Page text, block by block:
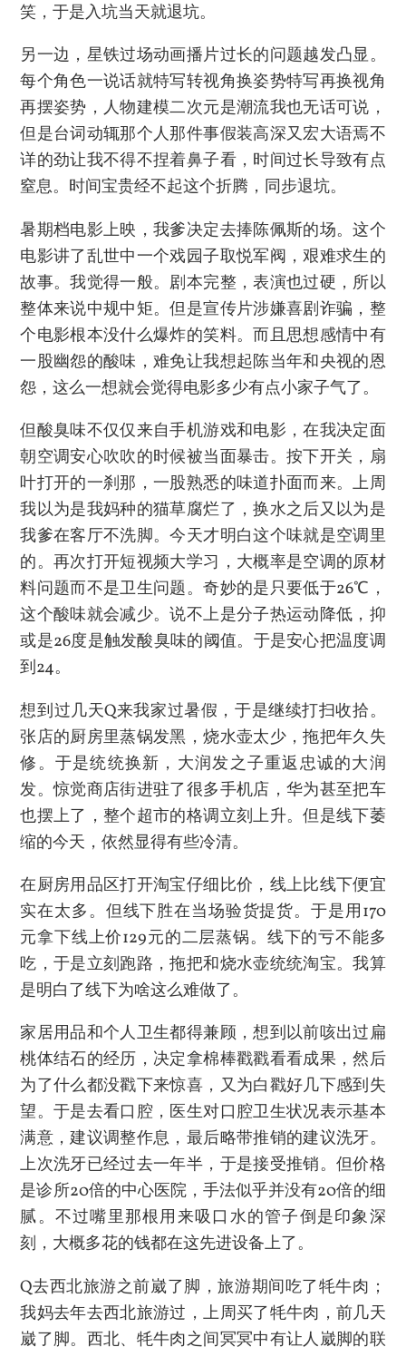
笑，于是入坑当天就退坑。
另一边，星铁过场动画播片过长的问题越发凸显。
每个角色一说话就特写转视角换姿势特写再换视角
再摆姿势，人物建模二次元是潮流我也无话可说，
但是台词动辄那个人那件事假装高深又宏大语焉不
详的劲让我不得不捏着鼻子看，时间过长导致有点
窒息。时间宝贵经不起这个折腾，同步退坑。
暑期档电影上映，我爹决定去捧陈佩斯的场。这个
电影讲了乱世中一个戏园子取悦军阀，艰难求生的
故事。我觉得一般。剧本完整，表演也过硬，所以
整体来说中规中矩。但是宣传片涉嫌喜剧诈骗，整
个电影根本没什么爆炸的笑料。而且思想感情中有
一股幽怨的酸味，难免让我想起陈当年和央视的恩
怨，这么一想就会觉得电影多少有点小家子气了。
但酸臭味不仅仅来自手机游戏和电影，在我决定面
朝空调安心吹吹的时候被当面暴击。按下开关，扇
叶打开的一刹那，一股熟悉的味道扑面而来。上周
我以为是我妈种的猫草腐烂了，换水之后又以为是
我爹在客厅不洗脚。今天才明白这个味就是空调里
的。再次打开短视频大学习，大概率是空调的原材
料问题而不是卫生问题。奇妙的是只要低于26℃，
这个酸味就会减少。说不上是分子热运动降低，抑
或是26度是触发酸臭味的阈值。于是安心把温度调
到24。
想到过几天Q来我家过暑假，于是继续打扫收拾。
张店的厨房里蒸锅发黑，烧水壶太少，拖把年久失
修。于是统统换新，大润发之子重返忠诚的大润
发。惊觉商店街进驻了很多手机店，华为甚至把车
也摆上了，整个超市的格调立刻上升。但是线下萎
缩的今天，依然显得有些冷清。
在厨房用品区打开淘宝仔细比价，线上比线下便宜
实在太多。但线下胜在当场验货提货。于是用170
元拿下线上价129元的二层蒸锅。线下的亏不能多
吃，于是立刻跑路，拖把和烧水壶统统淘宝。我算
是明白了线下为啥这么难做了。
家居用品和个人卫生都得兼顾，想到以前咳出过扁
桃体结石的经历，决定拿棉棒戳戳看看成果，然后
为了什么都没戳下来惊喜，又为白戳好几下感到失
望。于是去看口腔，医生对口腔卫生状况表示基本
满意，建议调整作息，最后略带推销的建议洗牙。
上次洗牙已经过去一年半，于是接受推销。但价格
是诊所20倍的中心医院，手法似乎并没有20倍的细
腻。不过嘴里那根用来吸口水的管子倒是印象深
刻，大概多花的钱都在这先进设备上了。
Q去西北旅游之前崴了脚，旅游期间吃了牦牛肉；
我妈去年去西北旅游过，上周买了牦牛肉，前几天
崴了脚。西北、牦牛肉之间冥冥中有让人崴脚的联